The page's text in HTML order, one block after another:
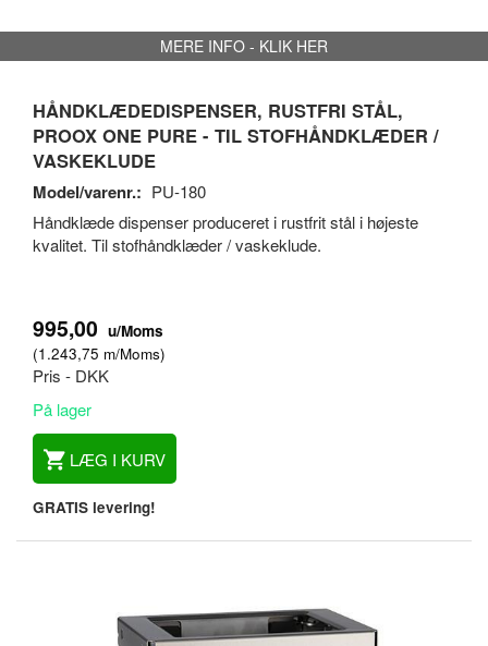
MERE INFO - KLIK HER
HÅNDKLÆDEDISPENSER, RUSTFRI STÅL,
PROOX ONE PURE - TIL STOFHÅNDKLÆDER /
VASKEKLUDE
Model/varenr.: PU-180
Håndklæde dispenser produceret i rustfrit stål i højeste
kvalitet. Til stofhåndklæder / vaskeklude.
995,00 u/Moms
(1.243,75 m/Moms)
Pris - DKK
På lager
LÆG I KURV
GRATIS levering!